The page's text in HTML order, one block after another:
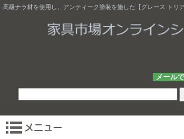
高級ナラ材を使用し、アンティーク塗装を施した【グレース トリ
メール